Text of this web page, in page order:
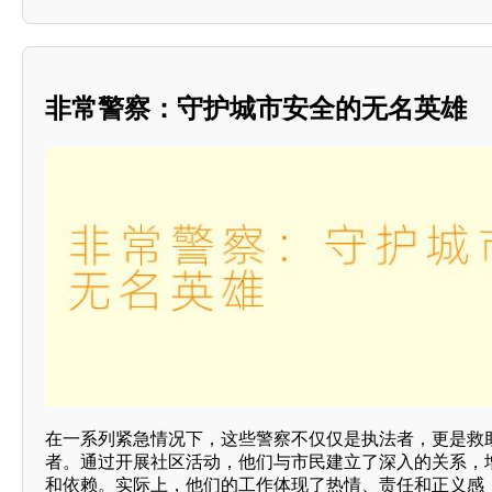
非常警察：守护城市安全的无名英雄
在一系列紧急情况下，这些警察不仅仅是执法者，更是救
者。通过开展社区活动，他们与市民建立了深入的关系，
和依赖。实际上，他们的工作体现了热情、责任和正义感